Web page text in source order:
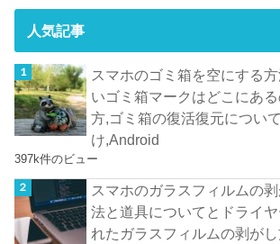
人気記事
スマホのゴミ箱を空にする
いゴミ箱マークはどこにあ
方,ゴミ箱の復活復元につい
け,Android
397k件のビュー
スマホのガラスフィルムの
法と道具についてとドライ
れたガラスフィルムの剥が